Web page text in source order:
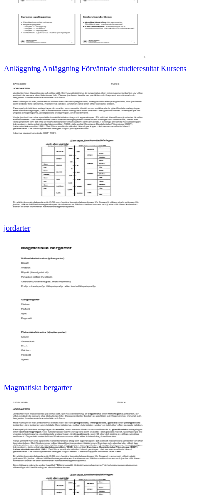
Anläggning Anläggning Förväntade studieresultat Kursens
jordarter
Magmatiska bergarter